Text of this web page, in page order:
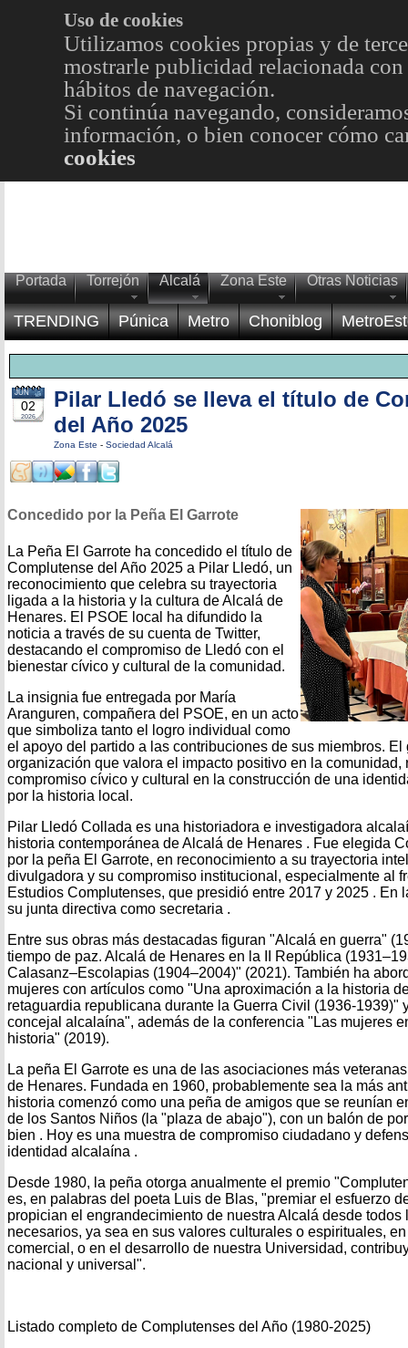
Uso de cookies
Utilizamos cookies propias y de
mostrarle publicidad relacionada
hábitos de navegación.
Si continúa navegando,
información, o bien conocer cómo
cookies
Portada Torrejón Alcalá Zona Este Otras Noticias
TRENDING Púnica Metro Choniblog
02
JUN
2026
Pilar Lledó se lleva el título de
del Año 2025
Zona Este - Sociedad Alcalá
Concedido por la Peña El Garrote
La Peña El Garrote ha concedido el título de
Complutense del Año 2025 a Pilar Lledó, un
reconocimiento que celebra su trayectoria
ligada a la historia y la cultura de Alcalá de
Henares. El PSOE local ha difundido la
noticia a través de su cuenta de Twitter,
destacando el compromiso de Lledó con el
bienestar cívico y cultural de la comunidad.
La insignia fue entregada por María
Aranguren, compañera del PSOE, en un acto
que simboliza tanto el logro individual como
el apoyo del partido a las contribuciones de sus miembros.
organización que valora el impacto positivo en la comunidad,
compromiso cívico y cultural en la construcción de una
por la historia local.
Pilar Lledó Collada es una historiadora e investigadora
historia contemporánea de Alcalá de Henares . Fue elegida
por la peña El Garrote, en reconocimiento a su trayectoria
divulgadora y su compromiso institucional, especialmente al
Estudios Complutenses, que presidió entre 2017 y 2025 . En
su junta directiva como secretaria .
Entre sus obras más destacadas figuran "Alcalá en guerra"
tiempo de paz. Alcalá de Henares en la II República
Calasanz–Escolapias (1904–2004)" (2021). También ha
mujeres con artículos como "Una aproximación a la historia
retaguardia republicana durante la Guerra Civil (1936-1939)"
concejal alcalaína", además de la conferencia "Las mujeres
historia" (2019).
La peña El Garrote es una de las asociaciones más
de Henares. Fundada en 1960, probablemente sea la más
historia comenzó como una peña de amigos que se reunían
de los Santos Niños (la "plaza de abajo"), con un balón de
bien . Hoy es una muestra de compromiso ciudadano y
identidad alcalaína .
Desde 1980, la peña otorga anualmente el premio
es, en palabras del poeta Luis de Blas, "premiar el esfuerzo
propician el engrandecimiento de nuestra Alcalá desde
necesarios, ya sea en sus valores culturales o espirituales,
comercial, o en el desarrollo de nuestra Universidad,
nacional y universal".
Listado completo de Complutenses del Año (1980-2025)